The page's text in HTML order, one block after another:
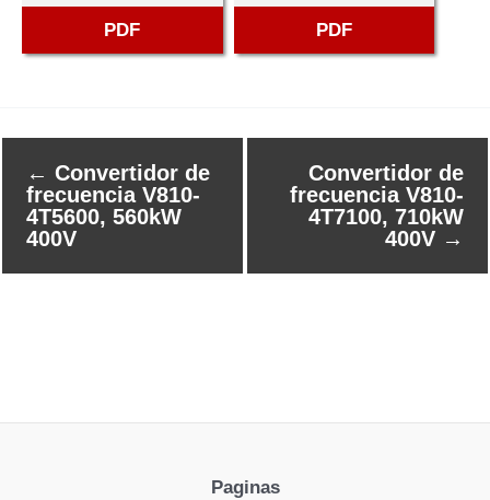
PDF PDF
← Convertidor de
frecuencia V810-
4T5600, 560kW
400V
Convertidor de
frecuencia V810-
4T7100, 710kW
400V →
Paginas